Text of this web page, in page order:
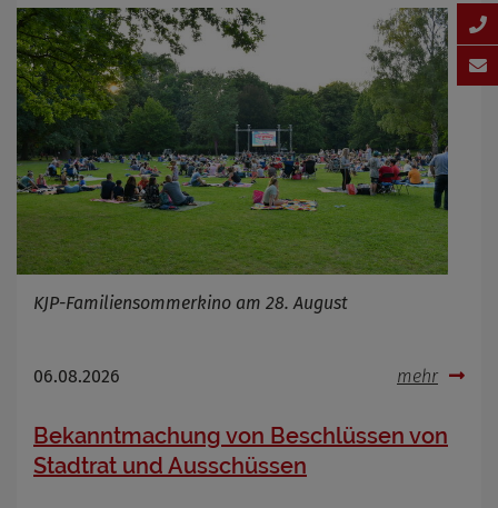
KJP-Familiensommerkino am 28. August
06.08.2026 mehr
Bekanntmachung von Beschlüssen von
Stadtrat und Ausschüssen